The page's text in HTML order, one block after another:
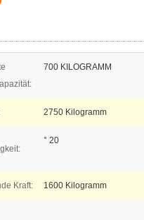
700 KILOGRAMM
2750 Kilogramm
° 20
Kraft: 1600 Kilogramm